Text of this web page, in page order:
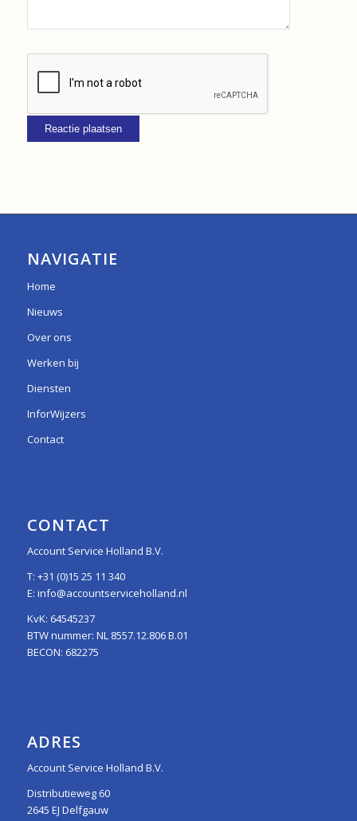
NAVIGATIE
Home
Nieuws
Over ons
Werken bij
Diensten
InforWijzers
Contact
CONTACT
Account Service Holland B.V.
T: +31 (0)15 25 11 340
E: info@accountserviceholland.nl
KvK: 64545237
BTW nummer: NL 8557.12.806 B.01
BECON: 682275
ADRES
Account Service Holland B.V.
Distributieweg 60
2645 EJ Delfgauw